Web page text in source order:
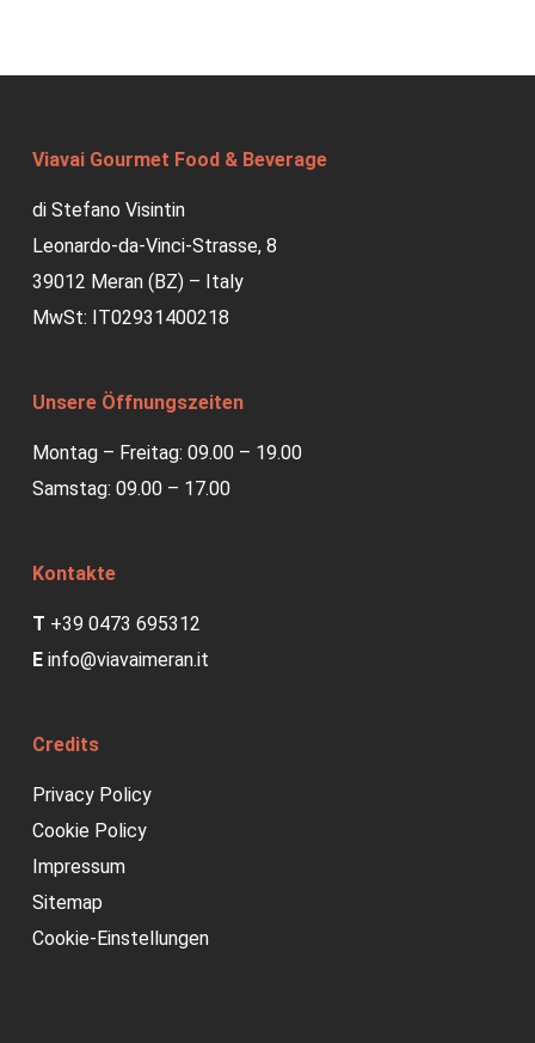
Viavai Gourmet Food & Beverage
di Stefano Visintin
Leonardo-da-Vinci-Strasse, 8
39012 Meran (BZ) – Italy
MwSt: IT02931400218
Unsere Öffnungszeiten
Montag – Freitag: 09.00 – 19.00
Samstag: 09.00 – 17.00
Kontakte
T +39 0473 695312
E info@viavaimeran.it
Credits
Privacy Policy
Cookie Policy
Impressum
Sitemap
Cookie-Einstellungen